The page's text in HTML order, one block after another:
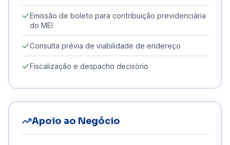
Emissão de boleto para contribuição previdenciária
do MEI
Consulta prévia de viabilidade de endereço
Fiscalização e despacho decisório
Apoio ao Negócio